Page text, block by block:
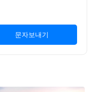
문자보내기